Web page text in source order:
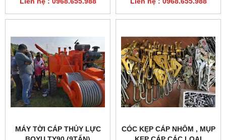
MÁY TỜI CÁP THỦY LỰC
CÓC KẸP CÁP NHÔM , MỤP